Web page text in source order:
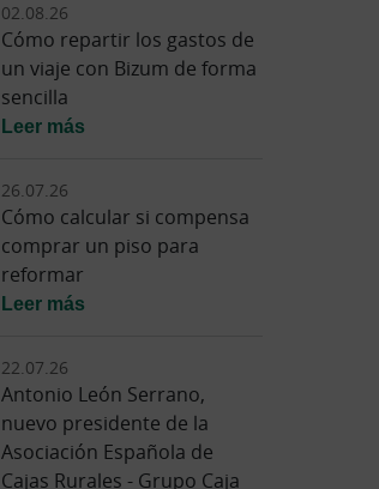
02.08.26
Cómo repartir los gastos de
un viaje con Bizum de forma
sencilla
Leer más
26.07.26
Cómo calcular si compensa
comprar un piso para
reformar
Leer más
22.07.26
Antonio León Serrano,
nuevo presidente de la
Asociación Española de
Cajas Rurales - Grupo Caja